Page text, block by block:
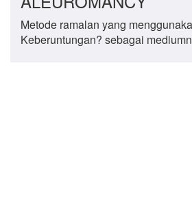
Metode ramalan yang
Keberuntungan? sebagai